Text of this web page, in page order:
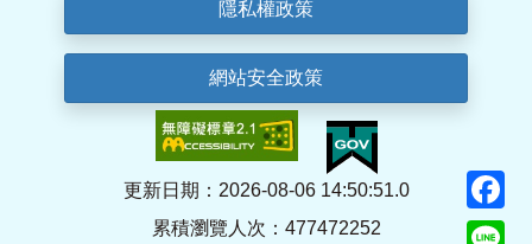
隱私權政策
網站安全政策
更新日期：2026-08-06 14:50:51.0
累積瀏覽人次：477472252